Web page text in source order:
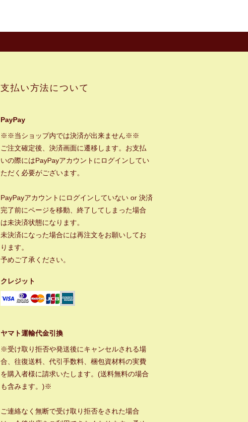
支払い方法について
PayPay
※※当ショップ内では決済が出来ません※※
ご注文確定後、決済画面に遷移します。お支払
いの際にはPayPayアカウントにログインしてい
ただく必要がございます。
PayPayアカウントにログインしていない or 決済
完了前にページを移動、終了してしまった場合
は未決済状態になります。
未決済になった場合には再注文をお願いしてお
ります。
予めご了承ください。
クレジット
ヤマト運輸代金引換
※受け取り拒否や発送後にキャンセルされる場
合、往復送料、代引手数料、梱包資材料の実費
を購入者様に請求いたします。(送料無料の場合
も含みます。)※
ご連絡なく無断で受け取り拒否をされた場合